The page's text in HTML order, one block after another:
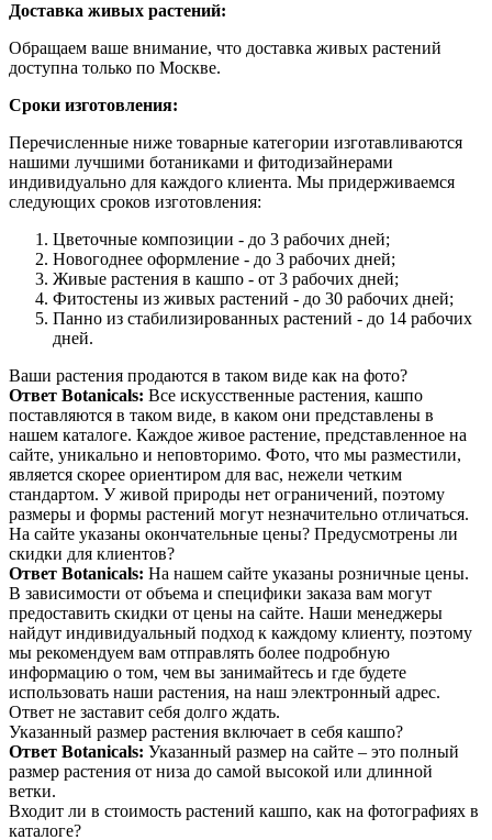
Доставка живых растений:
Обращаем ваше внимание, что доставка живых растений
доступна только по Москве.
Сроки изготовления:
Перечисленные ниже товарные категории изготавливаются
нашими лучшими ботаниками и фитодизайнерами
индивидуально для каждого клиента. Мы придерживаемся
следующих сроков изготовления:
Цветочные композиции - до 3 рабочих дней;
Новогоднее оформление - до 3 рабочих дней;
Живые растения в кашпо - от 3 рабочих дней;
Фитостены из живых растений - до 30 рабочих дней;
Панно из стабилизированных растений - до 14 рабочих
дней.
Ваши растения продаются в таком виде как на фото?
Ответ Botanicals: Все искусственные растения, кашпо
поставляются в таком виде, в каком они представлены в
нашем каталоге. Каждое живое растение, представленное на
сайте, уникально и неповторимо. Фото, что мы разместили,
является скорее ориентиром для вас, нежели четким
стандартом. У живой природы нет ограничений, поэтому
размеры и формы растений могут незначительно отличаться.
На сайте указаны окончательные цены? Предусмотрены ли
скидки для клиентов?
Ответ Botanicals: На нашем сайте указаны розничные цены.
В зависимости от объема и специфики заказа вам могут
предоставить скидки от цены на сайте. Наши менеджеры
найдут индивидуальный подход к каждому клиенту, поэтому
мы рекомендуем вам отправлять более подробную
информацию о том, чем вы занимайтесь и где будете
использовать наши растения, на наш электронный адрес.
Ответ не заставит себя долго ждать.
Указанный размер растения включает в себя кашпо?
Ответ Botanicals: Указанный размер на сайте – это полный
размер растения от низа до самой высокой или длинной
ветки.
Входит ли в стоимость растений кашпо, как на фотографиях в
каталоге?